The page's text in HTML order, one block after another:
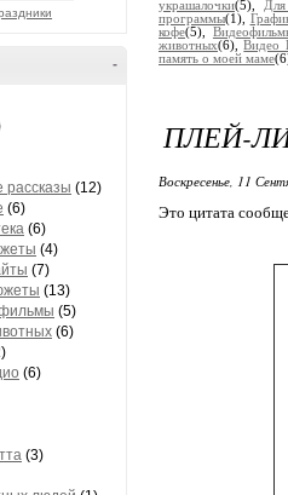
-
(12)
(6)
(6)
(4)
(7)
(13)
(5)
(6)
(6)
(3)
украшалочки(5),
программы(1),
кофе(5),
животных(6),Видео
память о моей маме
ПЛЕЙ-
Воскресенье, 11
Это цитата